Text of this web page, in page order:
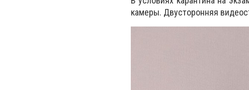
камеры. Двусторонняя